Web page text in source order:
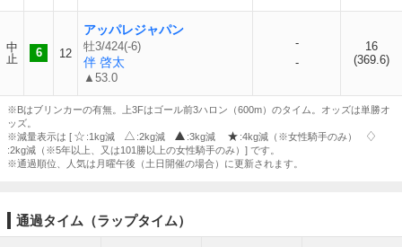
中
止
6 12
アッパレジャパン
牡3/424(-6)
伴 啓太
▲53.0
-
-
16
(369.6)
※Bはブリンカーの有無。上3Fはゴール前3ハロン（600m）のタイム。オッズは単勝オ
ッズ。
※減量表示は [
:1kg減 :2kg減 :3kg減
:4kg減（※女性騎手のみ）
:2kg減（※5年以上、又は101勝以上の女性騎手のみ）] です。
※通過順位、人気は月曜午後（土日開催の場合）に更新されます。
通過タイム（ラップタイム）